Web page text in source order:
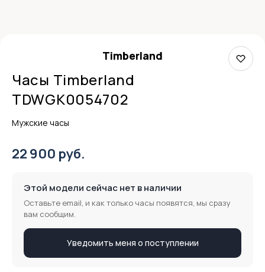
Timberland
Часы Timberland
TDWGK0054702
Мужские часы
22 900 руб.
Этой модели сейчас нет в наличии
Оставьте email, и как только часы появятся, мы сразу
вам сообщим.
Уведомить меня о поступлении